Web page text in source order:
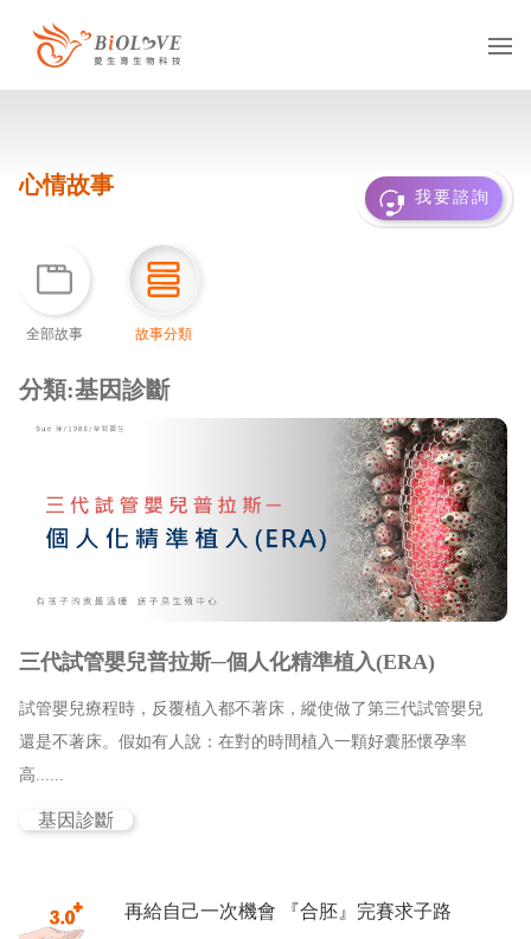
凍卵
借卵提領
捐精
基因診斷 抗癌專區
台灣
台中辦事處
高雄辦事處
海外
香港業務部 HK
東京業務部 JP
關於我們
心情故事 我要諮詢
全部故事 故事分類
三代試管嬰兒普拉斯─個人化精準植入(ERA)
試管嬰兒療程時，反覆植入都不著床，縱使做了第三代試管嬰兒
還是不著床。假如有人說：在對的時間植入一顆好囊胚懷孕率
高......
基因診斷
再給自己一次機會 『合胚』完賽求子路